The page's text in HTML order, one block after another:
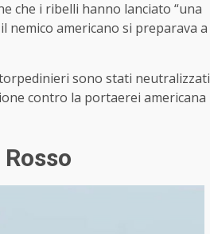
che i ribelli hanno lanciato “una
nemico americano si preparava a
sono stati neutralizzati
contro la portaerei americana